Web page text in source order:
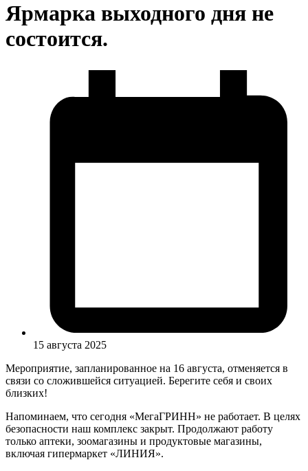
Ярмарка выходного дня не
состоится.
15 августа 2025
Мероприятие, запланированное на 16 августа, отменяется в
связи со сложившейся ситуацией. Берегите себя и своих
близких!
Напоминаем, что сегодня «МегаГРИНН» не работает. В целях
безопасности наш комплекс закрыт. Продолжают работу
только аптеки, зоомагазины и продуктовые магазины,
включая гипермаркет «ЛИНИЯ».